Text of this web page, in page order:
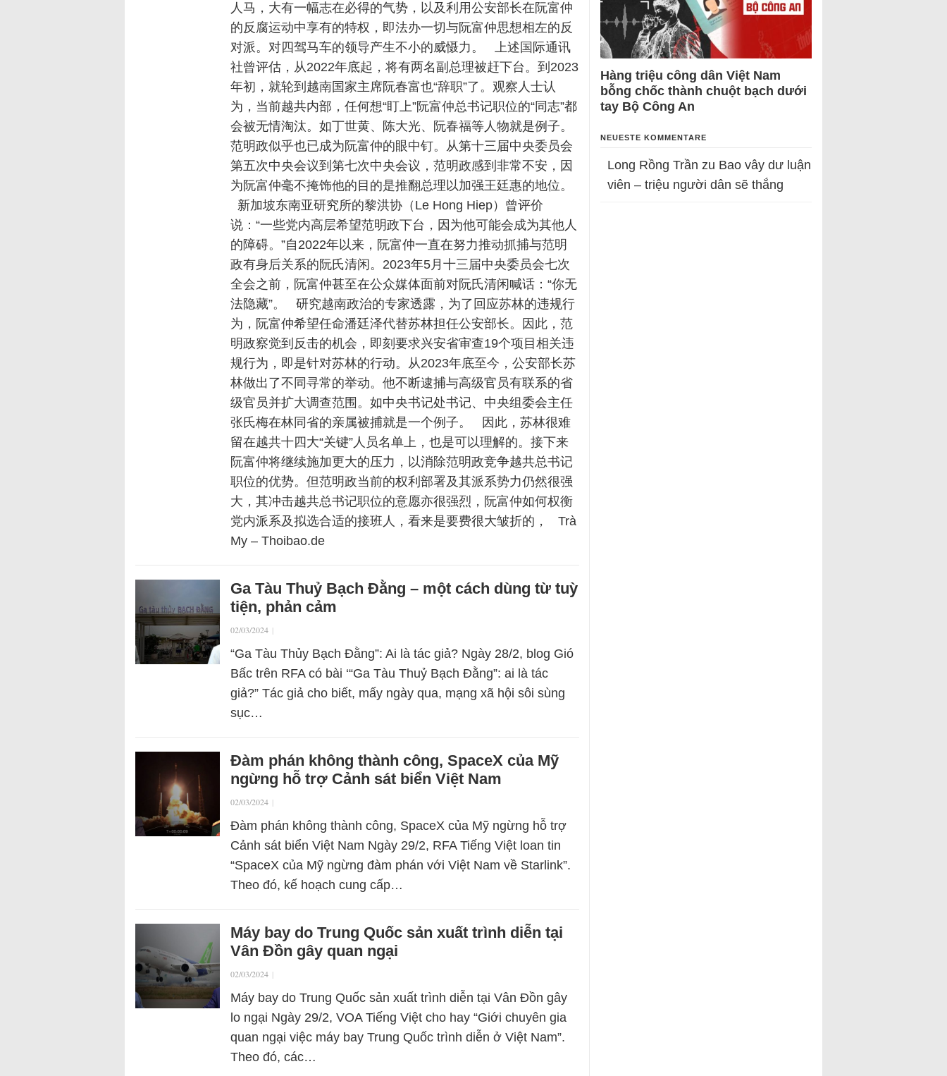
人马，大有一幅志在必得的气势，以及利用公安部长在阮富仲
的反腐运动中享有的特权，即法办一切与阮富仲思想相左的反
对派。对四驾马车的领导产生不小的威慑力。 上述国际通讯
社曾评估，从2022年底起，将有两名副总理被赶下台。到2023
年初，就轮到越南国家主席阮春富也“辞职”了。观察人士认
为，当前越共内部，任何想“盯上”阮富仲总书记职位的“同志”都
会被无情淘汰。如丁世黄、陈大光、阮春福等人物就是例子。
范明政似乎也已成为阮富仲的眼中钉。从第十三届中央委员会
第五次中央会议到第七次中央会议，范明政感到非常不安，因
为阮富仲毫不掩饰他的目的是推翻总理以加强王廷惠的地位。
新加坡东南亚研究所的黎洪协（Le Hong Hiep）曾评价
说：“一些党内高层希望范明政下台，因为他可能会成为其他人
的障碍。”自2022年以来，阮富仲一直在努力推动抓捕与范明
政有身后关系的阮氏清闲。2023年5月十三届中央委员会七次
全会之前，阮富仲甚至在公众媒体面前对阮氏清闲喊话：“你无
法隐藏”。 研究越南政治的专家透露，为了回应苏林的违规行
为，阮富仲希望任命潘廷泽代替苏林担任公安部长。因此，范
明政察觉到反击的机会，即刻要求兴安省审查19个项目相关违
规行为，即是针对苏林的行动。从2023年底至今，公安部长苏
林做出了不同寻常的举动。他不断逮捕与高级官员有联系的省
级官员并扩大调查范围。如中央书记处书记、中央组委会主任
张氏梅在林同省的亲属被捕就是一个例子。 因此，苏林很难
留在越共十四大“关键”人员名单上，也是可以理解的。接下来
阮富仲将继续施加更大的压力，以消除范明政竞争越共总书记
职位的优势。但范明政当前的权利部署及其派系势力仍然很强
大，其冲击越共总书记职位的意愿亦很强烈，阮富仲如何权衡
党内派系及拟选合适的接班人，看来是要费很大皱折的， Trà
My – Thoibao.de
Ga Tàu Thuỷ Bạch Đằng – một cách dùng từ tuỳ
tiện, phản cảm
02/03/2024 |
“Ga Tàu Thủy Bạch Đằng”: Ai là tác giả? Ngày 28/2, blog Gió
Bấc trên RFA có bài ‘“Ga Tàu Thuỷ Bạch Đằng”: ai là tác
giả?” Tác giả cho biết, mấy ngày qua, mạng xã hội sôi sùng
sục…
Đàm phán không thành công, SpaceX của Mỹ
ngừng hỗ trợ Cảnh sát biển Việt Nam
02/03/2024 |
Đàm phán không thành công, SpaceX của Mỹ ngừng hỗ trợ
Cảnh sát biển Việt Nam Ngày 29/2, RFA Tiếng Việt loan tin
“SpaceX của Mỹ ngừng đàm phán với Việt Nam về Starlink”.
Theo đó, kế hoạch cung cấp…
Máy bay do Trung Quốc sản xuất trình diễn tại
Vân Đồn gây quan ngại
02/03/2024 |
Máy bay do Trung Quốc sản xuất trình diễn tại Vân Đồn gây
lo ngại Ngày 29/2, VOA Tiếng Việt cho hay “Giới chuyên gia
quan ngại việc máy bay Trung Quốc trình diễn ở Việt Nam”.
Theo đó, các…
Hàng triệu công dân Việt Nam
bỗng chốc thành chuột bạch dưới
tay Bộ Công An
NEUESTE KOMMENTARE
Long Rồng Trần zu Bao vây dư luận
viên – triệu người dân sẽ thắng